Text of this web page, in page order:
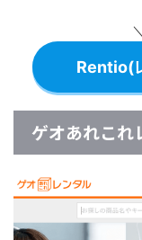
Rentio(
ゲオあれこれ